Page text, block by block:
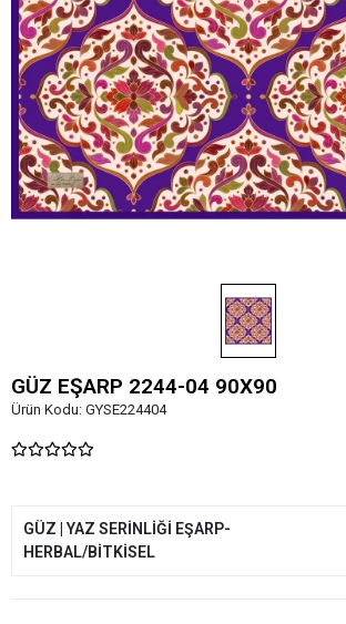
GÜZ EŞARP 2244-04 90X90
Ürün Kodu: GYSE224404
GÜZ | YAZ SERİNLİĞİ EŞARP-
HERBAL/BİTKİSEL